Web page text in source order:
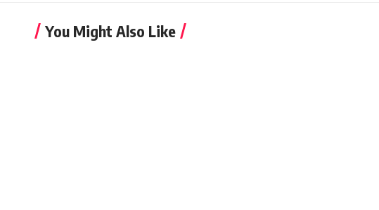
You Might Also Like